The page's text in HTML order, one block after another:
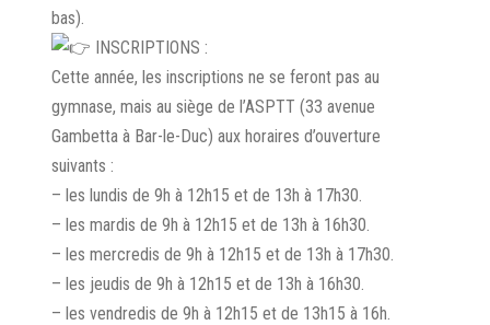
bas).
INSCRIPTIONS :
Cette année, les inscriptions ne se feront pas au
gymnase, mais au siège de l’ASPTT (33 avenue
Gambetta à Bar-le-Duc) aux horaires d’ouverture
suivants :
– les lundis de 9h à 12h15 et de 13h à 17h30.
– les mardis de 9h à 12h15 et de 13h à 16h30.
– les mercredis de 9h à 12h15 et de 13h à 17h30.
– les jeudis de 9h à 12h15 et de 13h à 16h30.
– les vendredis de 9h à 12h15 et de 13h15 à 16h.